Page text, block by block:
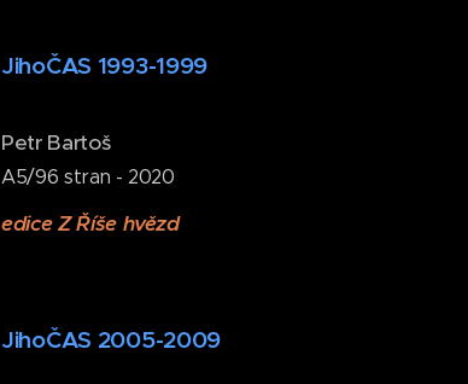
JihoČAS 1993-1999
Petr Bartoš
A5/96 stran - 2020
edice Z Říše hvězd
JihoČAS 2005-2009